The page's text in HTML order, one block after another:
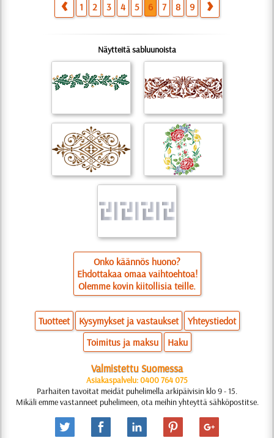
1 2 3 4 5 6 7 8 9
Näytteitä sabluunoista
Onko käännös huono?
Ehdottakaa omaa vaihtoehtoa!
Olemme kovin kiitollisia teille.
Tuotteet Kysymykset ja vastaukset
Yhteystiedot
Toimitus ja maksu
Haku
Valmistettu Suomessa
Asiakaspalvelu: 0400 764 075
Parhaiten tavoitat meidät puhelimella arkipäivisin klo 9 - 15.
Mikäli emme vastanneet puhelimeen, ota meihin yhteyttä sähköpostitse.